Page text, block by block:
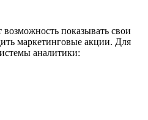
показывать свои
маркетинговые акции. Для
аналитики: